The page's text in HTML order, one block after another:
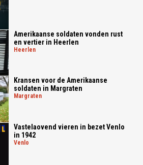
Amerikaanse soldaten vonden rust
en vertier in Heerlen
heerlen
Kransen voor de Amerikaanse
soldaten in Margraten
margraten
Vastelaovend vieren in bezet Venlo
in 1942
venlo